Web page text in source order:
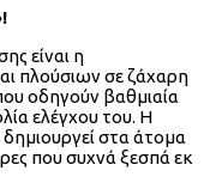
είναι η
πλούσιων σε ζάχαρη
οδηγούν βαθμιαία
ελέγχου του. Η
στα άτομα
που συχνά ξεσπά εκ